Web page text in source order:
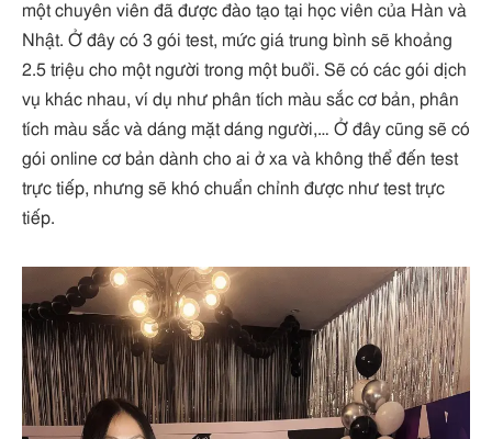
một chuyên viên đã được đào tạo tại học viên của Hàn và
Nhật. Ở đây có 3 gói test, mức giá trung bình sẽ khoảng
2.5 triệu cho một người trong một buổi. Sẽ có các gói dịch
vụ khác nhau, ví dụ như phân tích màu sắc cơ bản, phân
tích màu sắc và dáng mặt dáng người,… Ở đây cũng sẽ có
gói online cơ bản dành cho ai ở xa và không thể đến test
trực tiếp, nhưng sẽ khó chuẩn chỉnh được như test trực
tiếp.